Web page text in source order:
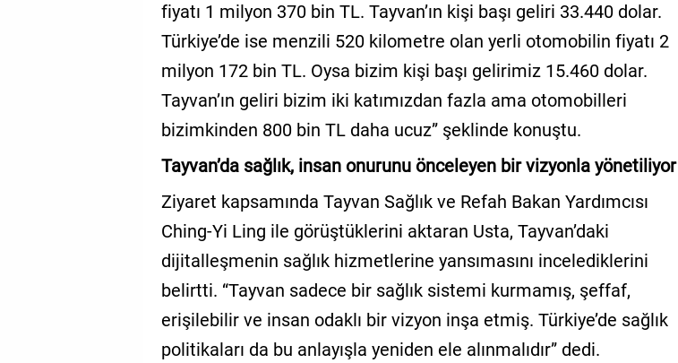
fiyatı 1 milyon 370 bin TL. Tayvan’ın kişi başı geliri 33.440 dolar.
Türkiye’de ise menzili 520 kilometre olan yerli otomobilin fiyatı 2
milyon 172 bin TL. Oysa bizim kişi başı gelirimiz 15.460 dolar.
Tayvan’ın geliri bizim iki katımızdan fazla ama otomobilleri
bizimkinden 800 bin TL daha ucuz” şeklinde konuştu.
Tayvan’da sağlık, insan onurunu önceleyen bir vizyonla yönetiliyor
Ziyaret kapsamında Tayvan Sağlık ve Refah Bakan Yardımcısı
Ching-Yi Ling ile görüştüklerini aktaran Usta, Tayvan’daki
dijitalleşmenin sağlık hizmetlerine yansımasını incelediklerini
belirtti. “Tayvan sadece bir sağlık sistemi kurmamış, şeffaf,
erişilebilir ve insan odaklı bir vizyon inşa etmiş. Türkiye’de sağlık
politikaları da bu anlayışla yeniden ele alınmalıdır” dedi.